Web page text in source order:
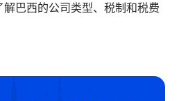
巴西的公司类型、税制和税费